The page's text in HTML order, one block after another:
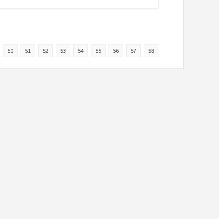
50 51 52 53 54 55 56 57 58